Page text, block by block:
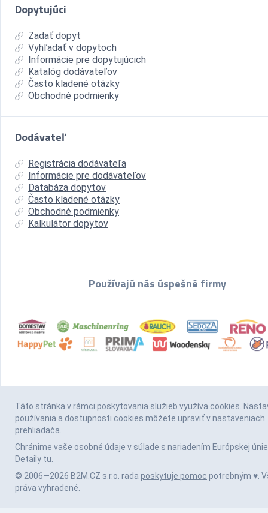
Dopytujúci
Zadať dopyt
Vyhľadať v dopytoch
Informácie pre dopytujúcich
Katalóg dodávateľov
Často kladené otázky
Obchodné podmienky
Dodávateľ
Registrácia dodávateľa
Informácie pre dodávateľov
Databáza dopytov
Často kladené otázky
Obchodné podmienky
Kalkulátor dopytov
Používajú nás úspešné firmy
Táto stránka v rámci poskytovania služieb využíva cookies.
používania a dostupnosti cookies môžete upraviť v nastaveniach
prehliadača.
Chránime vaše osobné údaje v súlade s nariadením Európskej únie
Detaily tu.
© 2006—2026 B2M.CZ s.r.o. rada poskytuje pomoc potrebným ♥️.
práva vyhradené.